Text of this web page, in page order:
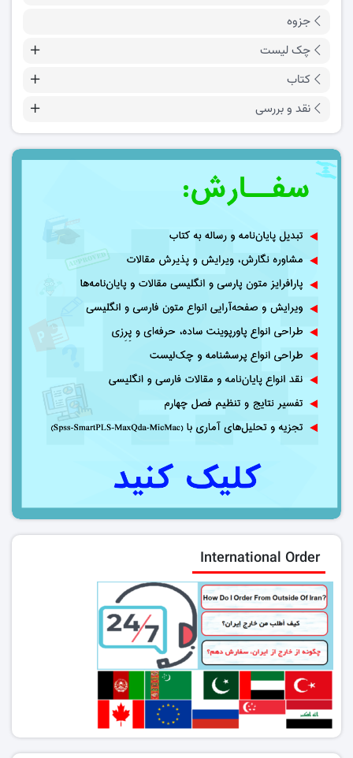
جزوه
چک لیست
کتاب
نقد و بررسی
International Order